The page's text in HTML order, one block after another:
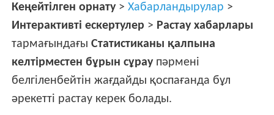
Кеңейтілген орнату>Хабарландырулар >
Интерактивті ескертулер > Растау хабарлары
тармағындағыСтатистиканы қалпына
келтірместен бұрын сұраупәрмені
белгіленбейтін жағдайды қоспағанда бұл
әрекетті растау керек болады.